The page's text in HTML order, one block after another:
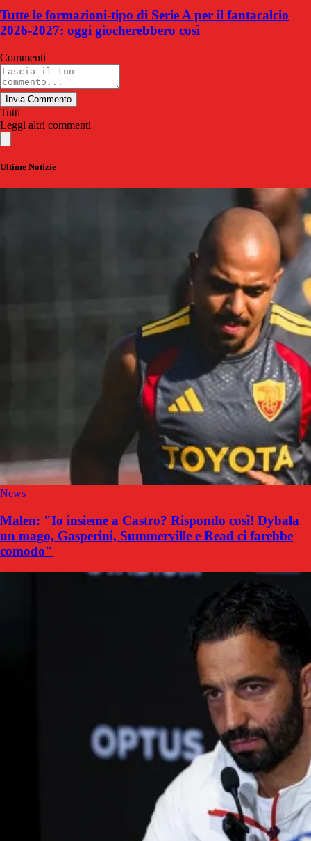
Tutte le formazioni-tipo di Serie A per il fantacalcio
2026-2027: oggi giocherebbero così
Commenti
Invia Commento
Tutti
Leggi altri commenti
Ultime Notizie
News
Malen: "Io insieme a Castro? Rispondo così! Dybala
un mago, Gasperini, Summerville e Read ci farebbe
comodo"